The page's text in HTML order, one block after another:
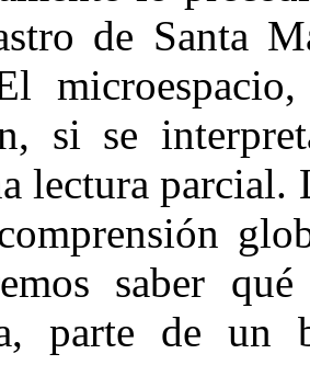
de Santa
si se
lectura parcial.
saber
parte de un